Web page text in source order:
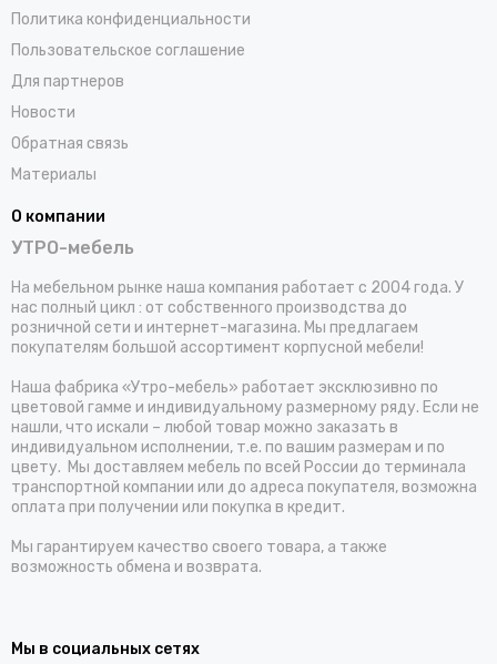
Политика конфиденциальности
Пользовательское соглашение
Для партнеров
Новости
Обратная связь
Материалы
О компании
УТРО-мебель
На мебельном рынке наша компания работает с 2004 года. У
нас полный цикл : от собственного производства до
розничной сети и интернет-магазина. Мы предлагаем
покупателям большой ассортимент корпусной мебели!
Наша фабрика «Утро-мебель» работает эксклюзивно по
цветовой гамме и индивидуальному размерному ряду. Если не
нашли, что искали – любой товар можно заказать в
индивидуальном исполнении, т.е. по вашим размерам и по
цвету. Мы доставляем мебель по всей России до терминала
транспортной компании или до адреса покупателя, возможна
оплата при получении или покупка в кредит.
Мы гарантируем качество своего товара, а также
возможность обмена и возврата.
Мы в социальных сетях